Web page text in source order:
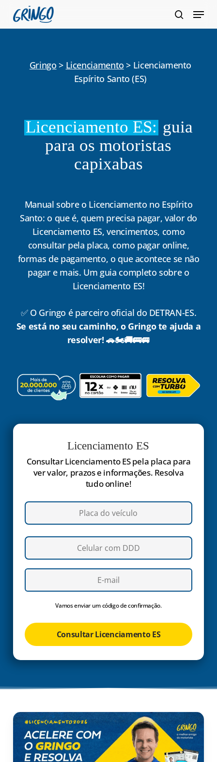
Pular
para
principal
Menu
Gringo > Licenciamento > Licenciamento
Espírito Santo (ES)
Licenciamento ES: guia
para os motoristas
capixabas
Manual sobre o Licenciamento no Espírito
Santo: o que é, quem precisa pagar, valor do
Licenciamento ES, vencimentos, como
consultar pela placa, como pagar online,
formas de pagamento, o que acontece se não
pagar e mais. Um guia completo sobre o
Licenciamento ES!
✅ O Gringo é parceiro oficial do DETRAN-ES.
Se está no seu caminho, o Gringo te ajuda a
resolver! 🚗🏍️🚚🚌🚐
Licenciamento ES
Consultar Licenciamento ES pela placa para
ver valor, prazos e informações. Resolva
tudo online!
Vamos enviar um código de confirmação.
Consultar Licenciamento ES